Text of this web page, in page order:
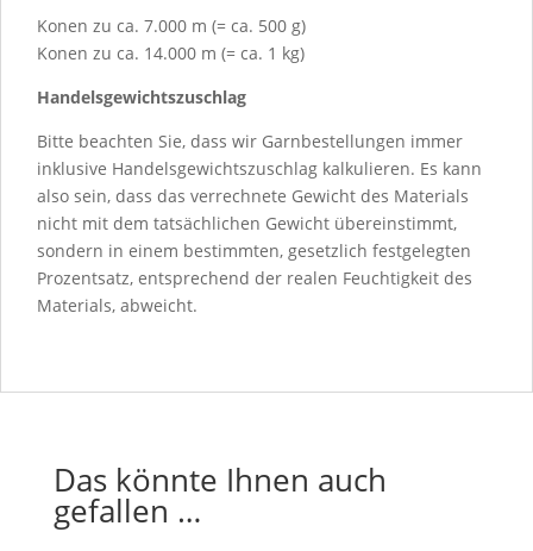
Konen zu ca. 7.000 m (= ca. 500 g)
Konen zu ca. 14.000 m (= ca. 1 kg)
Handelsgewichtszuschlag
Bitte beachten Sie, dass wir Garnbestellungen immer
inklusive Handelsgewichtszuschlag kalkulieren. Es kann
also sein, dass das verrechnete Gewicht des Materials
nicht mit dem tatsächlichen Gewicht übereinstimmt,
sondern in einem bestimmten, gesetzlich festgelegten
Prozentsatz, entsprechend der realen Feuchtigkeit des
Materials, abweicht.
Das könnte Ihnen auch
gefallen …